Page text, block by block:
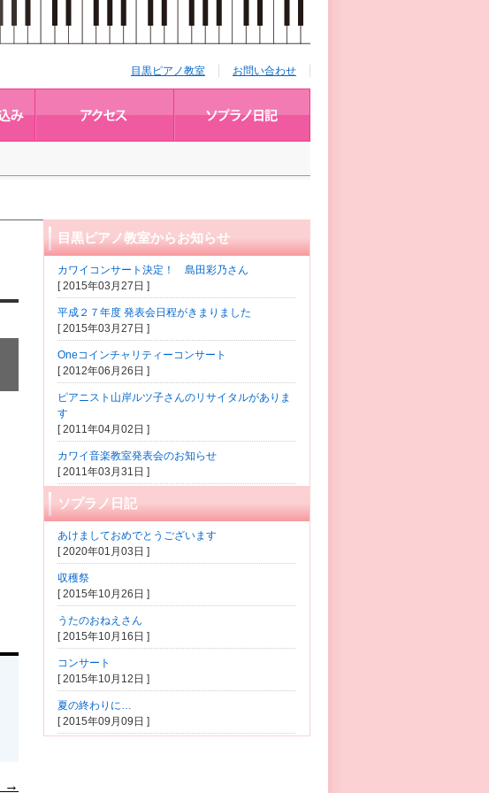
目黒ピアノ教室 お問い合わせ
→
目黒ピアノ教室からお知らせ
カワイコンサート決定！ 島田彩乃さん
[ 2015年03月27日 ]
平成２７年度 発表会日程がきまりました
[ 2015年03月27日 ]
Oneコインチャリティーコンサート
[ 2012年06月26日 ]
ピアニスト山岸ルツ子さんのリサイタルがありま
す
[ 2011年04月02日 ]
カワイ音楽教室発表会のお知らせ
[ 2011年03月31日 ]
ソプラノ日記
あけましておめでとうございます
[ 2020年01月03日 ]
収穫祭
[ 2015年10月26日 ]
うたのおねえさん
[ 2015年10月16日 ]
コンサート
[ 2015年10月12日 ]
夏の終わりに…
[ 2015年09月09日 ]